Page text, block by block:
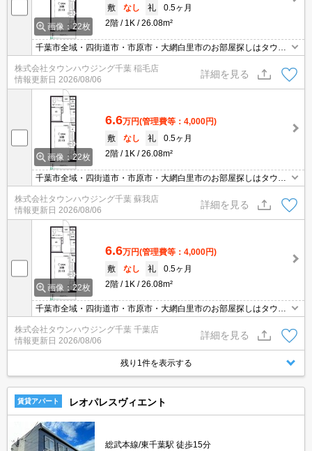
画像：22枚
敷
なし 礼
0.5ヶ月
2階
1K 26.08m²
千葉市全域・四街道市・市原市・大網白里市のお部屋探しはタウン
ハウジング千葉店にお任せ下さい。
株式会社タウンハウジング千葉 稲毛店
情報更新日 2026/08/06
詳細を見る
画像：22枚
6.6万円(管理費等：4,000円)
敷
なし 礼
0.5ヶ月
2階
1K 26.08m²
千葉市全域・四街道市・市原市・大網白里市のお部屋探しはタウン
ハウジング千葉店にお任せ下さい。
株式会社タウンハウジング千葉 蘇我店
情報更新日 2026/08/06
詳細を見る
画像：22枚
6.6万円(管理費等：4,000円)
敷
なし 礼
0.5ヶ月
2階
1K 26.08m²
千葉市全域・四街道市・市原市・大網白里市のお部屋探しはタウン
ハウジング千葉店にお任せ下さい。
株式会社タウンハウジング千葉 千葉店
情報更新日 2026/08/06
詳細を見る
残り1件を表示する
賃貸アパート レオパレスヴィエント
総武本線/東千葉駅 徒歩15分